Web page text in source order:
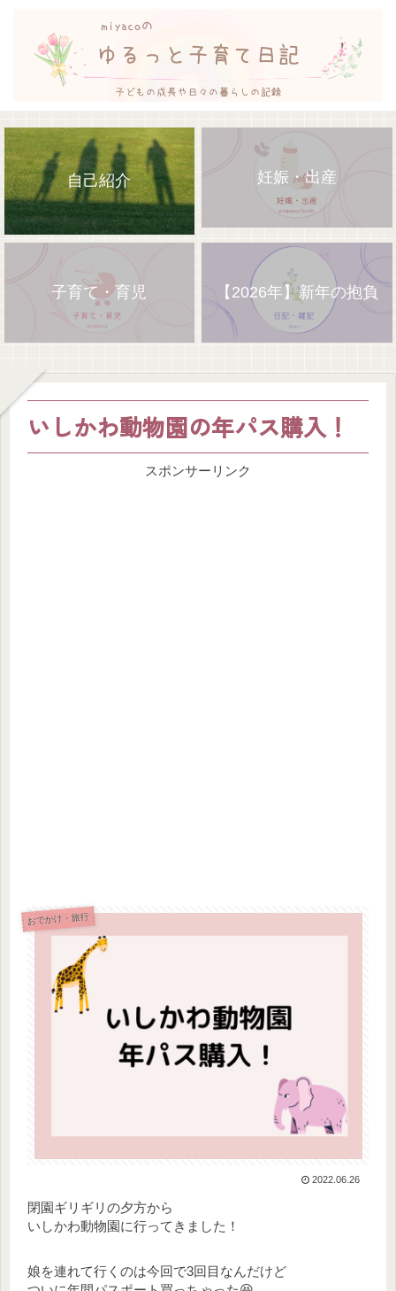
自己紹介 妊娠・出産
子育て・育児 【2026年】新年の抱負
いしかわ動物園の年パス購入！
スポンサーリンク
おでかけ・旅行
2022.06.26
閉園ギリギリの夕方から
いしかわ動物園に行ってきました！
娘を連れて行くのは今回で3回目なんだけど